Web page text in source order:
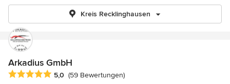
Kreis Recklinghausen
Arkadius GmbH
Durchschnittliche Bewertung: 5 von 5 Sternen
5,0 (59 Bewertungen)